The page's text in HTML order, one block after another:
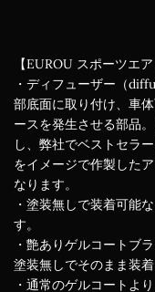
【EUROU スポーツエ
・ディフューザー（
部底面に取り付け、車
ースを発生させる部品
し、弊社でベストセラ
をイメージで作製した
なります。
・塗装無しで装着可能
す。
・艶ありゲルコートブ
塗装無しでそのまま装
・通常のゲルコートよ